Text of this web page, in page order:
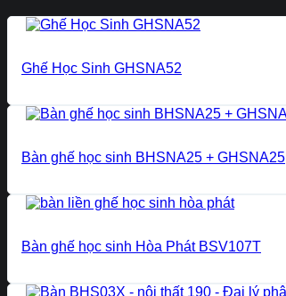
Ghế Học Sinh GHSNA52
Bàn ghế học sinh BHSNA25 + GHSNA25
Bàn ghế học sinh Hòa Phát BSV107T